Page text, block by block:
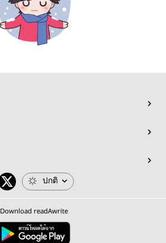
ปกติ
Download readAwrite